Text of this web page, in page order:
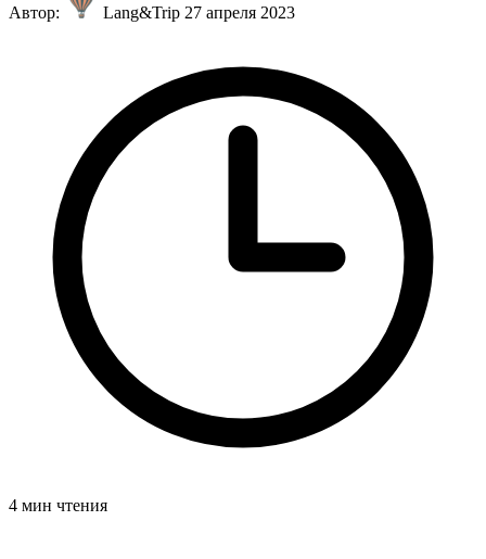
Автор: Lang&Trip 27 апреля 2023
4 мин чтения